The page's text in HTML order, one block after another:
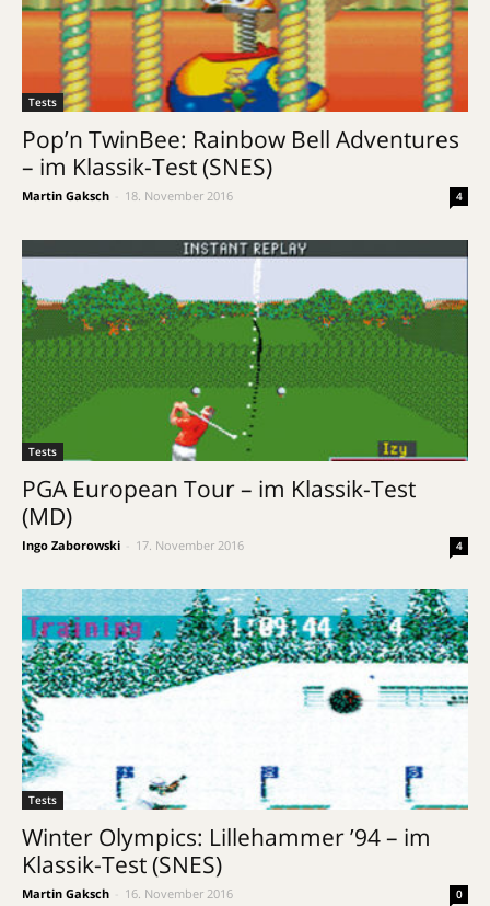
Tests
Pop’n TwinBee: Rainbow Bell Adventures
– im Klassik-Test (SNES)
Martin Gaksch 18. November 2016 4
Tests
PGA European Tour – im Klassik-Test
(MD)
Ingo Zaborowski 17. November 2016 4
Tests
Winter Olympics: Lillehammer ’94 – im
Klassik-Test (SNES)
Martin Gaksch 16. November 2016 0